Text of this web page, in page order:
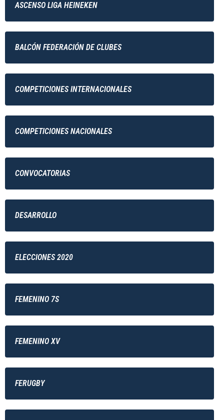
ASCENSO LIGA HEINEKEN
BALCÓN FEDERACIÓN DE CLUBES
COMPETICIONES INTERNACIONALES
COMPETICIONES NACIONALES
CONVOCATORIAS
DESARROLLO
ELECCIONES 2020
FEMENINO 7S
FEMENINO XV
FERUGBY